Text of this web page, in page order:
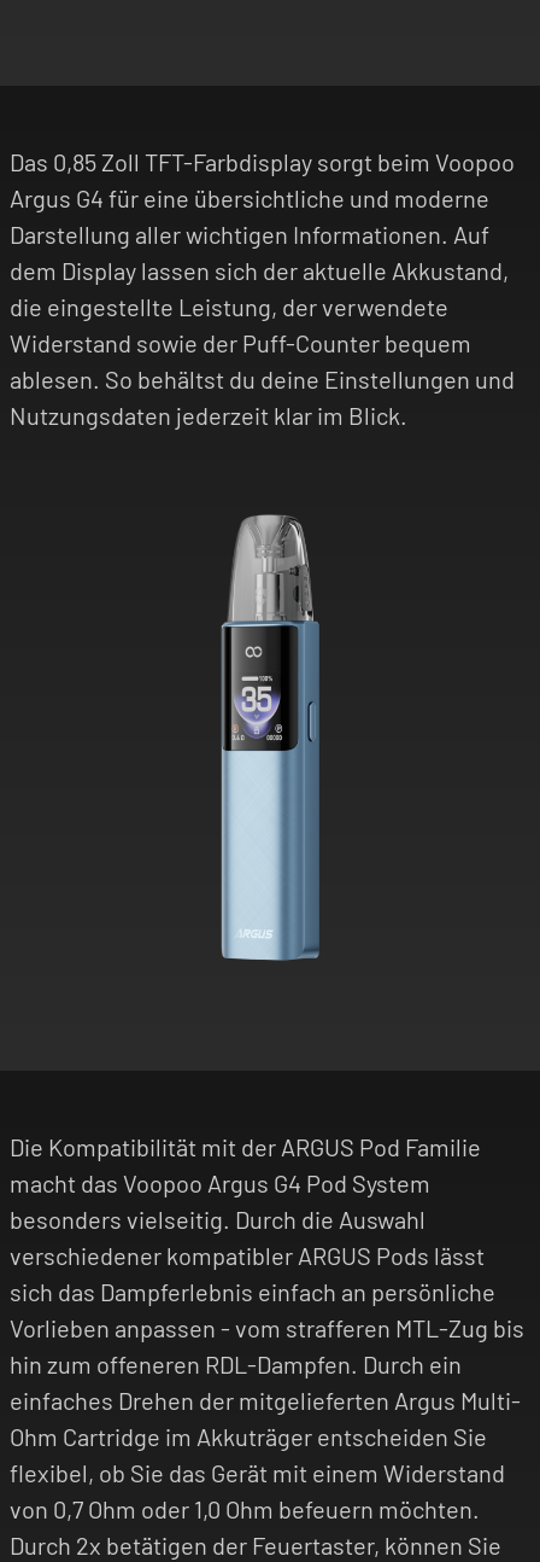
Das 0,85 Zoll TFT-Farbdisplay sorgt beim Voopoo
Argus G4 für eine übersichtliche und moderne
Darstellung aller wichtigen Informationen. Auf
dem Display lassen sich der aktuelle Akkustand,
die eingestellte Leistung, der verwendete
Widerstand sowie der Puff-Counter bequem
ablesen. So behältst du deine Einstellungen und
Nutzungsdaten jederzeit klar im Blick.
Die Kompatibilität mit der ARGUS Pod Familie
macht das Voopoo Argus G4 Pod System
besonders vielseitig. Durch die Auswahl
verschiedener kompatibler ARGUS Pods lässt
sich das Dampferlebnis einfach an persönliche
Vorlieben anpassen - vom strafferen MTL-Zug bis
hin zum offeneren RDL-Dampfen. Durch ein
einfaches Drehen der mitgelieferten Argus Multi-
Ohm Cartridge im Akkuträger entscheiden Sie
flexibel, ob Sie das Gerät mit einem Widerstand
von 0,7 Ohm oder 1,0 Ohm befeuern möchten.
Durch 2x betätigen der Feuertaster, können Sie